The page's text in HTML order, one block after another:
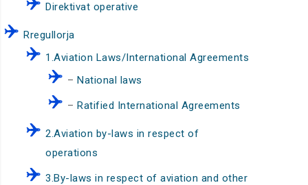
Direktivat operative
Rregullorja
1.Aviation Laws/International Agreements
– National laws
– Ratified International Agreements
2.Aviation by-laws in respect of
operations
3.By-laws in respect of aviation and other